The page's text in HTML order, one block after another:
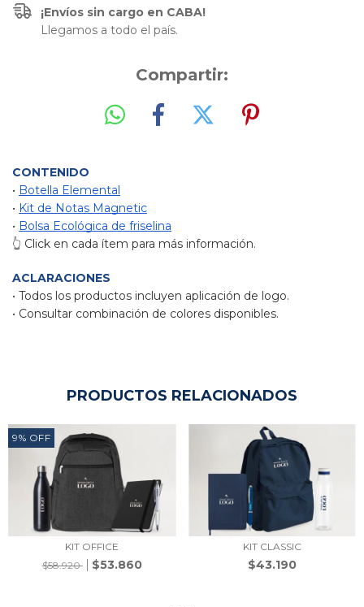
¡Envíos sin cargo en CABA!
Llegamos a todo el país.
Compartir:
CONTENIDO
• Botella Elemental
• Kit de Notas Magnetic
• Bolsa Ecológica de friselina
👆 Click en cada ítem para más información.
ACLARACIONES
• Todos los productos incluyen aplicación de logo.
• Consultar combinación de colores disponibles.
PRODUCTOS RELACIONADOS
9% OFF
KIT OFFICE
$58.920
$53.860
KIT CLASSIC
$43.190